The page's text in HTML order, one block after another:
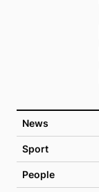
News
Sport
People